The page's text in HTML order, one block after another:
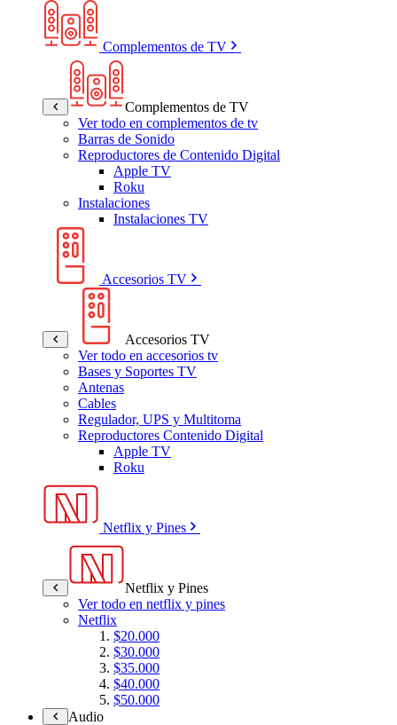
Complementos de TV
Complementos de TV
Ver todo en complementos de tv
Barras de Sonido
Reproductores de Contenido Digital
Apple TV
Roku
Instalaciones
Instalaciones TV
Accesorios TV
Accesorios TV
Ver todo en accesorios tv
Bases y Soportes TV
Antenas
Cables
Regulador, UPS y Multitoma
Reproductores Contenido Digital
Apple TV
Roku
Netflix y Pines
Netflix y Pines
Ver todo en netflix y pines
Netflix
$20.000
$30.000
$35.000
$40.000
$50.000
Audio